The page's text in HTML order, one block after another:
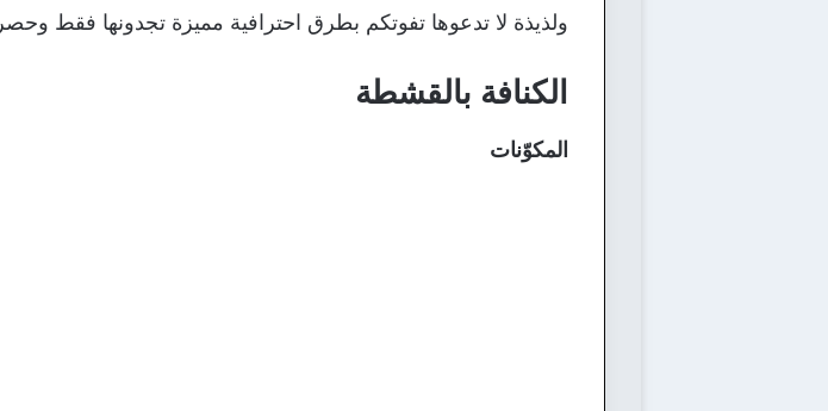
ولذيذة لا تدعوها تفوتكم بطرق احترافية مميزة تجدونها فقط
الكنافة بالقشطة
المكوّنات